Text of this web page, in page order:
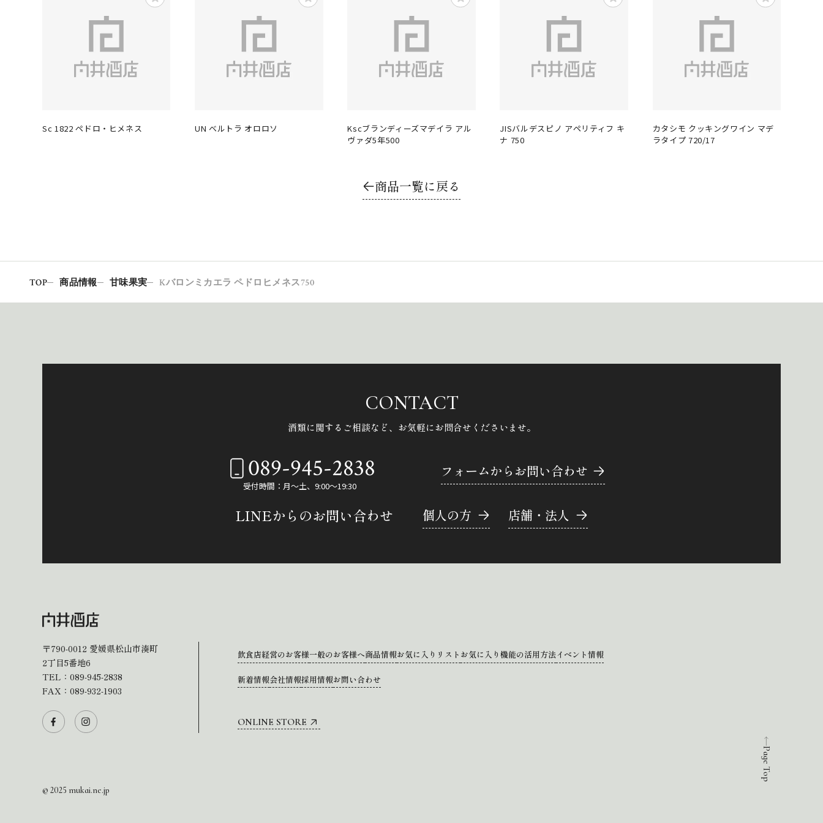
Sc 1822 ペドロ・ヒメネス UN ベルトラ オロロソ
Kscブランディーズマデイラ アル
ヴァダ5年500
JISバルデスピノ アペリティフ キ
ナ 750
カタシモ クッキングワイン マデ
ラタイプ 720/17
商品一覧に戻る
TOP 商品情報 甘味果実 Kバロンミカエラ ペドロヒメネス750
Page Top
CONTACT
酒類に関するご相談など、 お気軽にお問合せくださいませ。
089-945-2838
受付時間：月～土、9:00～19:30
フォームからお問い合わせ
LINEからのお問い合わせ 個人の方 店舗・法人
〒790-0012 愛媛県松山市湊町
2丁目5番地6
TEL： 089-945-2838
FAX：089-932-1903
飲食店経営のお客様一般のお客様へ商品情報お気に入りリスト お気に入り機能の活用方法イベント情報
新着情報会社情報採用情報お問い合わせ
ONLINE STORE
© 2025 mukai.ne.jp